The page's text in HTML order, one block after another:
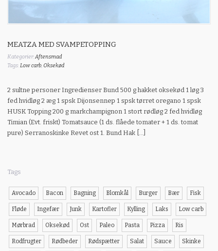
MEATZA MED SVAMPETOPPING
Kategorier:Aftensmad
Tags: Low carb Oksekød
2 sultne personer Ingredienser Bund 500 g hakket oksekød 1 løg 3
fed hvidløg 2 æg 1 spsk Dijonsennep 1 spsk tørret oregano 1 spsk
HUSK Topping 200 g markchampignon 1 stort rødløg 2 fed hvidløg
Timian (Evt. friskt) Tomatsauce (1 ds. flåede tomater + 1 ds. tomat
pure) Serranoskinke Revet ost 1. Bund Hak […]
Tags
Avocado Bacon Bagning Blomkål Burger Bær Fisk
Fløde Ingefær Junk Kartofler Kylling Laks Low carb
Mørbrad Oksekød Ost Paleo Pasta Pizza Ris
Rodfrugter Rødbeder Rødspætter Salat Sauce Skinke